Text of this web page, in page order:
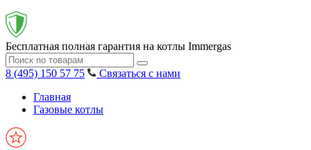
Бесплатная полная гарантия на котлы Immergas
8 (495) 150 57 75
Связаться с нами
Главная
Газовые котлы